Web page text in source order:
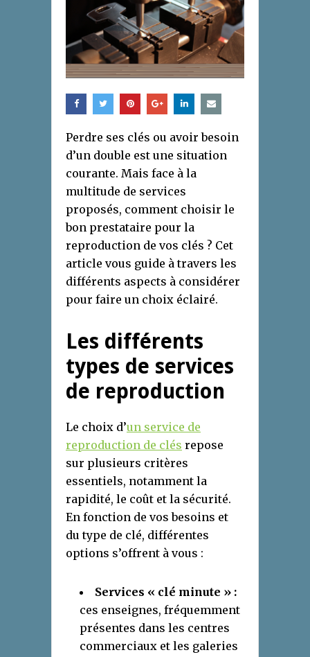
Perdre ses clés ou avoir besoin
d’un double est une situation
courante. Mais face à la
multitude de services
proposés, comment choisir le
bon prestataire pour la
reproduction de vos clés ? Cet
article vous guide à travers les
différents aspects à considérer
pour faire un choix éclairé.
Les différents
types de services
de reproduction
Le choix d’un service de
reproduction de clés repose
sur plusieurs critères
essentiels, notamment la
rapidité, le coût et la sécurité.
En fonction de vos besoins et
du type de clé, différentes
options s’offrent à vous :
Services « clé minute » :
ces enseignes, fréquemment
présentes dans les centres
commerciaux et les galeries